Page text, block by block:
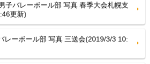
子バレーボール部 写真 春季大会札幌支
更新)
レーボール部 写真 三送会(2019/3/3 10: